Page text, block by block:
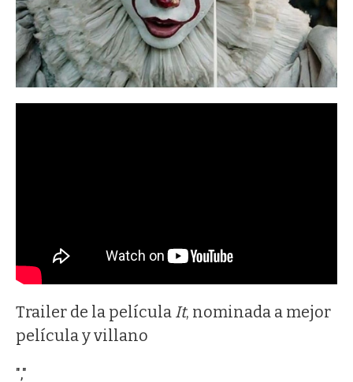
Trailer de la película It, nominada a mejor
película y villano
","